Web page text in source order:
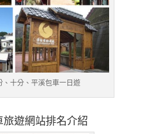
、十分、平溪包車一日遊
遊網站排名介紹